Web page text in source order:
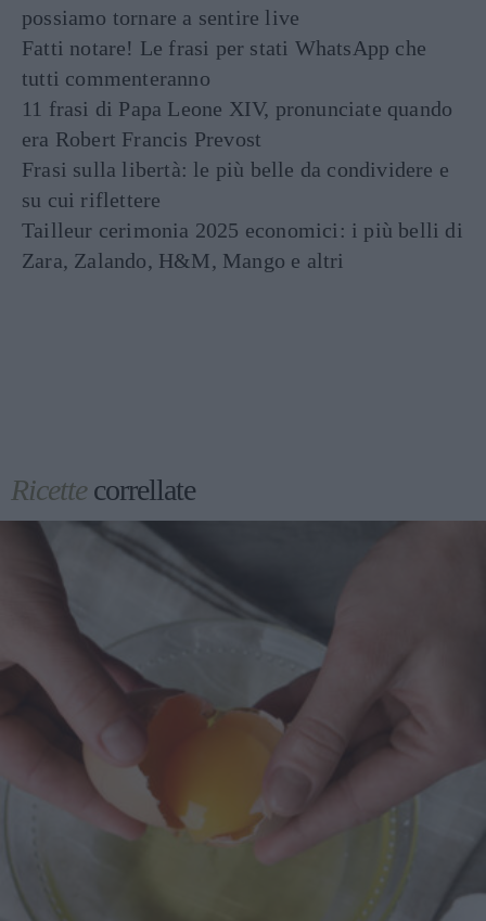
possiamo tornare a sentire live
Fatti notare! Le frasi per stati WhatsApp che
tutti commenteranno
11 frasi di Papa Leone XIV, pronunciate quando
era Robert Francis Prevost
Frasi sulla libertà: le più belle da condividere e
su cui riflettere
Tailleur cerimonia 2025 economici: i più belli di
Zara, Zalando, H&M, Mango e altri
Ricettecorrellate